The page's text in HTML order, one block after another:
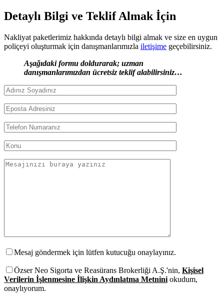
Detaylı Bilgi ve Teklif Almak İçin
Nakliyat paketlerimiz hakkında detaylı bilgi almak ve size en uygun
poliçeyi oluşturmak için danışmanlarımızla iletişime geçebilirsiniz.
Aşağıdaki formu doldurarak; uzman
danışmanlarımızdan ücretsiz teklif alabilirsiniz…
Mesaj göndermek için lütfen kutucuğu onaylayınız.
Özser Neo Sigorta ve Reasürans Brokerliği A.Ş.'nin, Kişisel
Verilerin İşlenmesine İlişkin Aydınlatma Metnini okudum,
onaylıyorum.